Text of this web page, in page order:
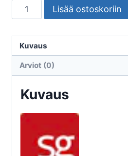
SEINÄVALAISIN
ULKO
UNO
1100
MU
määrä
Lisää ostoskoriin
Kuvaus
Arviot (0)
Kuvaus